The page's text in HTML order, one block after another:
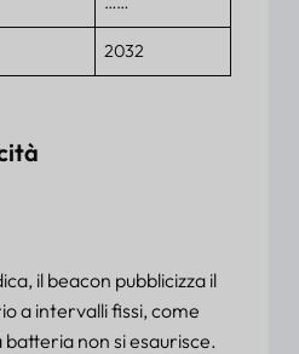
2032
il beacon pubblicizza il
a intervalli fissi, come
non si esaurisce.